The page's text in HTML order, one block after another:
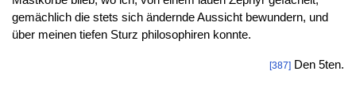
gemächlich die stets sich ändernde Aussicht bewundern, und
über meinen tiefen Sturz philosophiren konnte.
[387] Den 5ten.